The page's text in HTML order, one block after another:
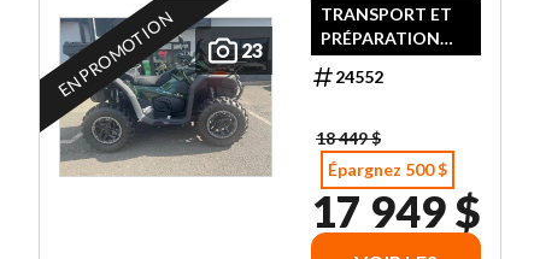
23
EN PROMOTION
TRANSPORT ET
PRÉPARATION
INCLUS !!!
24552
18 449 $
Épargnez 500 $
17 949 $